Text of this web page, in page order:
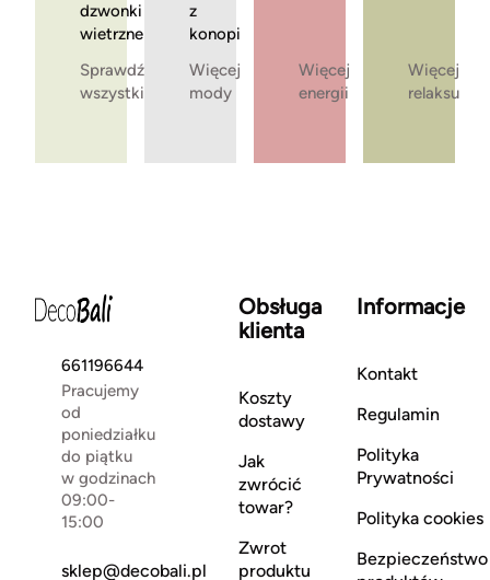
dzwonki
wietrzne
Sprawdź
wszystkie
z
konopi
Więcej
mody
Więcej
energii
Więcej
relaksu
661196644
Pracujemy
od
poniedziałku
do piątku
w godzinach
09:00-
15:00
sklep@decobali.pl
Obsługa
klienta
Koszty
dostawy
Jak
zwrócić
towar?
Zwrot
produktu
Informacje
Kontakt
Regulamin
Polityka
Prywatności
Polityka cookies
Bezpieczeństwo